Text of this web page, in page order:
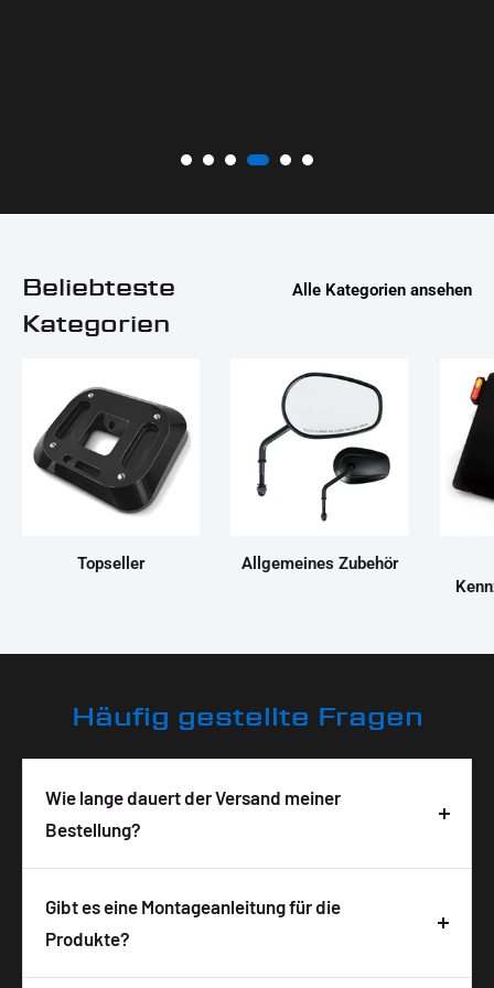
Beliebteste
Kategorien
Alle Kategorien ansehen
Topseller
Allgemeines Zubehör
Häufig gestellte Fragen
Wie lange dauert der Versand meiner
Bestellung?
Deine Bestellung wird in der Regel innerhalb von 3-
5 Tagen nach Bestelleingang geliefert. Die
Lieferzeit ist abhängig von der Verfügbarkeit und
Gibt es eine Montageanleitung für die
Produkte?
Ja, zu allen unseren Produkten bekommst du